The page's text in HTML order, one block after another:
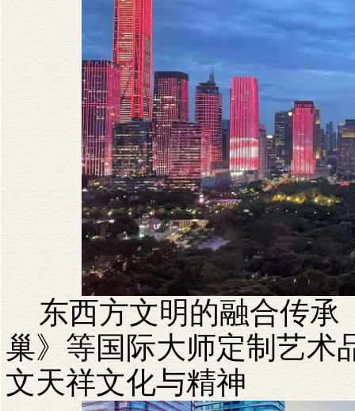
东西方文明的融合传承
巢》等国际大师定制艺术
文天祥文化与精神